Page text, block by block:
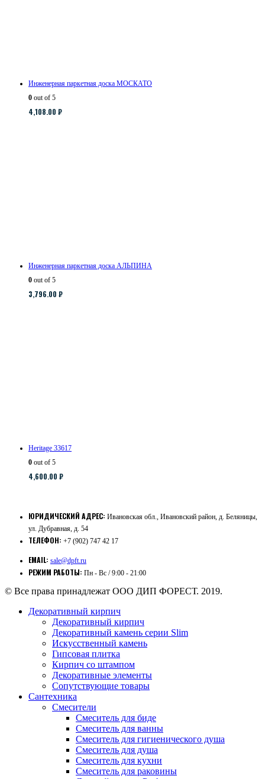
Инженерная паркетная доска МОСКАТО
0 out of 5
4,108.00 ₽
Инженерная паркетная доска АЛЬПИНА
0 out of 5
3,796.00 ₽
Heritage 33617
0 out of 5
4,600.00 ₽
ЮРИДИЧЕСКИЙ АДРЕС: Ивановская обл., Ивановский район, д. Беляницы,
ул. Дубравная, д. 54
ТЕЛЕФОН: +7 (902) 747 42 17
EMAIL: sale@dpft.ru
РЕЖИМ РАБОТЫ: Пн - Вс / 9:00 - 21:00
© Все права принадлежат ООО ДИП ФОРЕСТ. 2019.
Декоративный кирпич
Декоративный кирпич
Декоративный камень серии Slim
Искусственный камень
Гипсовая плитка
Кирпич со штампом
Декоративные элементы
Сопутствующие товары
Сантехника
Смесители
Смеситель для биде
Смеситель для ванны
Смеситель для гигиенического душа
Смеситель для душа
Смеситель для кухни
Смеситель для раковины